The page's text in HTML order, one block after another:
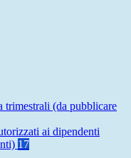
trimestrali (da pubblicare
ai dipendenti
17